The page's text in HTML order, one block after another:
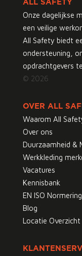
ALL SAFETY
Onze dagelijkse
een veilige
All Safety biedt
ondersteuning,
opdrachtgevers
© 2026
OVER ALL
Waarom All
Over ons
Duurzaamheid &
Werkkleding
Vacatures
Kennisbank
EN ISO
Blog
Locatie Overzicht